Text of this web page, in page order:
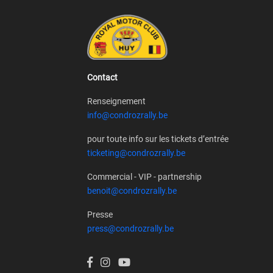
Contact
Renseignement
info@condrozrally.be
pour toute info sur les tickets d’entrée
ticketing@condrozrally.be
Commercial - VIP - partnership
benoit@condrozrally.be
Presse
press@condrozrally.be